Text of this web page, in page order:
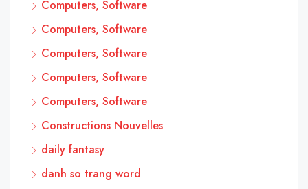
Computers, Software
Computers, Software
Computers, Software
Computers, Software
Computers, Software
Constructions Nouvelles
daily fantasy
danh so trang word